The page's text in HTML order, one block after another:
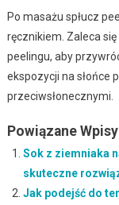
Po masażu spłucz
ręcznikiem. Zaleca
peelingu, aby
ekspozycji na słońce
przeciwsłonecznymi.
Powiązane
Sok z ziemniaka
skuteczne
Jak podejść do